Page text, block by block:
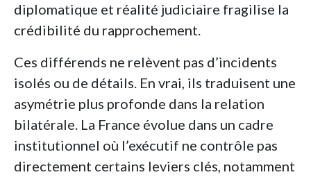
diplomatique et réalité judiciaire fragilise la
crédibilité du rapprochement.
Ces différends ne relèvent pas d’incidents
isolés ou de détails. En vrai, ils traduisent une
asymétrie plus profonde dans la relation
bilatérale. La France évolue dans un cadre
institutionnel où l’exécutif ne contrôle pas
directement certains leviers clés, notamment